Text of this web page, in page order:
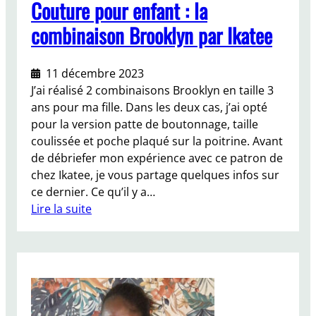
°
2
e
n
o
v
e
m
b
r
e
Couture pour enfant : la
combinaison Brooklyn par Ikatee
11 décembre 2023
J’ai réalisé 2 combinaisons Brooklyn en taille 3
ans pour ma fille. Dans les deux cas, j’ai opté
pour la version patte de boutonnage, taille
coulissée et poche plaqué sur la poitrine. Avant
de débriefer mon expérience avec ce patron de
chez Ikatee, je vous partage quelques infos sur
ce dernier. Ce qu’il y a…
Lire la suite
u
t
u